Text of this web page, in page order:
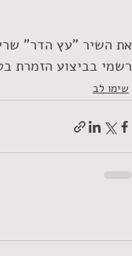
את השיר "עץ הדר"
רשמי בביצוע הזמרת
שימו לב